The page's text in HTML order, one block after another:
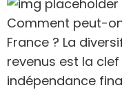
Comment peut-
France ? La
revenus est la
indépendance